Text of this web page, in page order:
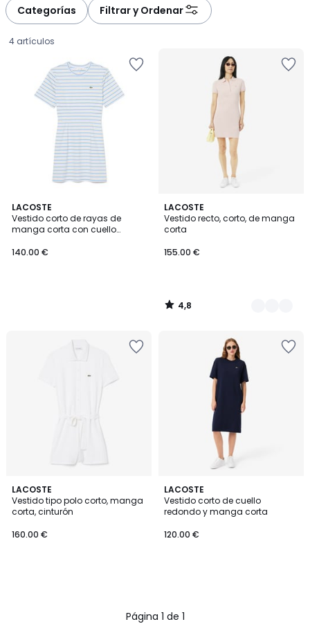
Categorías Filtrar y Ordenar
4 artículos
LACOSTE
Vestido corto de rayas de
manga corta con cuello
€.
140.00 €
LACOSTE
Vestido recto, corto, de manga
corta
155.00 €
4,8
/ 5
3
Colores
4,8
/
LACOSTE
Vestido tipo polo corto, manga
corta, cinturón
160.00 €
LACOSTE
Vestido corto de cuello
redondo y manga corta
120.00 €
Página 1 de 1